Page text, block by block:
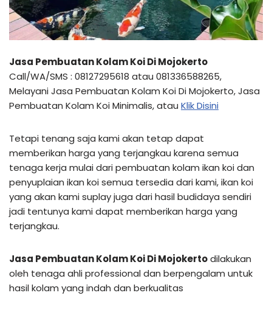
Jasa Pembuatan Kolam Koi Di Mojokerto
Call/WA/SMS : 08127295618 atau 081336588265,
Melayani Jasa Pembuatan Kolam Koi Di Mojokerto, Jasa
Pembuatan Kolam Koi Minimalis, atau Klik Disini
Tetapi tenang saja kami akan tetap dapat
memberikan harga yang terjangkau karena semua
tenaga kerja mulai dari pembuatan kolam ikan koi dan
penyuplaian ikan koi semua tersedia dari kami, ikan koi
yang akan kami suplay juga dari hasil budidaya sendiri
jadi tentunya kami dapat memberikan harga yang
terjangkau.
Jasa Pembuatan Kolam Koi Di Mojokertodilakukan
oleh tenaga ahli professional dan berpengalam untuk
hasil kolam yang indah dan berkualitas